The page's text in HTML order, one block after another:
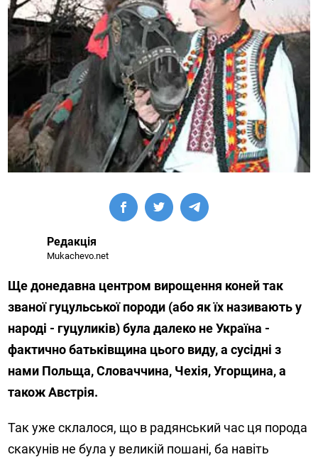
Редакція
Mukachevo.net
Ще донедавна центром вирощення коней так
званої гуцульської породи (або як їх називають у
народі - гуцуликів) була далеко не Україна -
фактично батьківщина цього виду, а сусідні з
нами Польща, Словаччина, Чехія, Угорщина, а
також Австрія.
Так уже склалося, що в радянський час ця порода
скакунів не була у великій пошані, ба навіть